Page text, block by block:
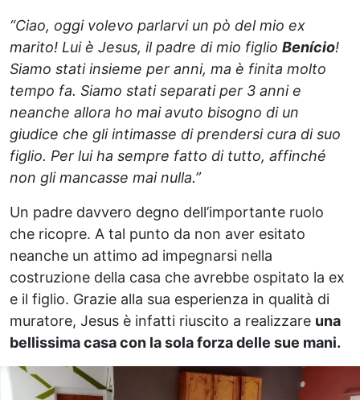
“Ciao, oggi volevo parlarvi un pò del mio ex
marito! Lui è Jesus, il padre di mio figlio Benício!
Siamo stati insieme per anni, ma è finita molto
tempo fa. Siamo stati separati per 3 anni e
neanche allora ho mai avuto bisogno di un
giudice che gli intimasse di prendersi cura di suo
figlio. Per lui ha sempre fatto di tutto, affinché
non gli mancasse mai nulla.”
Un padre davvero degno dell’importante ruolo
che ricopre. A tal punto da non aver esitato
neanche un attimo ad impegnarsi nella
costruzione della casa che avrebbe ospitato la ex
e il figlio. Grazie alla sua esperienza in qualità di
muratore, Jesus è infatti riuscito a realizzare una
bellissima casa con la sola forza delle sue mani.